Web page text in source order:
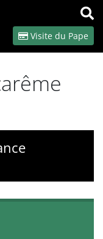
OK
Visite du Pape